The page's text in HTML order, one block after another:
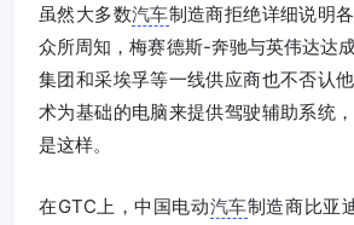
虽然大多数汽车制造商拒绝详细说明
众所周知，梅赛德斯-奔驰与英伟达达
集团和采埃孚等一线供应商也不否认
术为基础的电脑来提供驾驶辅助系统
是这样。
在GTC上，中国电动汽车制造商比亚